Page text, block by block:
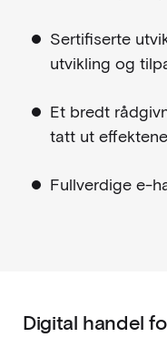
Sertifiserte
utvikling og
Et bredt
tatt ut
Fullverdige e-
Digital handel